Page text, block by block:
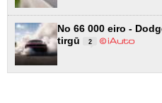
No 66 000 eiro -
tirgū
2